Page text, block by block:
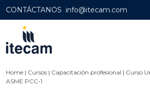
CONTÁCTANOS info@itecam.com
Home | Cursos | Capacitación profesional | Curso
ASME PCC-1